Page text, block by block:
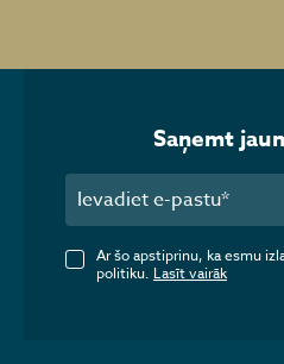
Saņemt
Ar šo apstiprinu, ka esmu
politiku. Lasīt vairāk